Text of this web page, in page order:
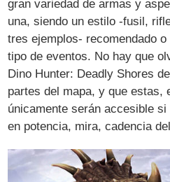
gran variedad de armas y
una, siendo un estilo -fusil,
tres ejemplos- recomendado
tipo de eventos. No hay que
Dino Hunter: Deadly Shores
partes del mapa, y que estas,
únicamente serán accesible
en potencia, mira, cadencia